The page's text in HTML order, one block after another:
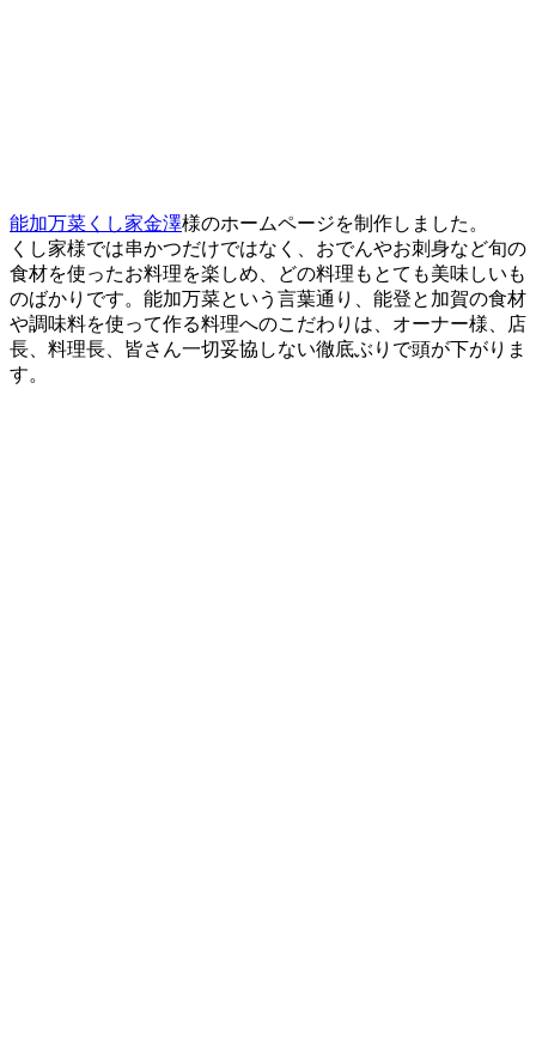
能加万菜くし家金澤様のホームページを制作しました。
くし家様では串かつだけではなく、おでんやお刺身など旬の
食材を使ったお料理を楽しめ、どの料理もとても美味しいも
のばかりです。能加万菜という言葉通り、能登と加賀の食材
や調味料を使って作る料理へのこだわりは、オーナー様、店
長、料理長、皆さん一切妥協しない徹底ぶりで頭が下がりま
す。